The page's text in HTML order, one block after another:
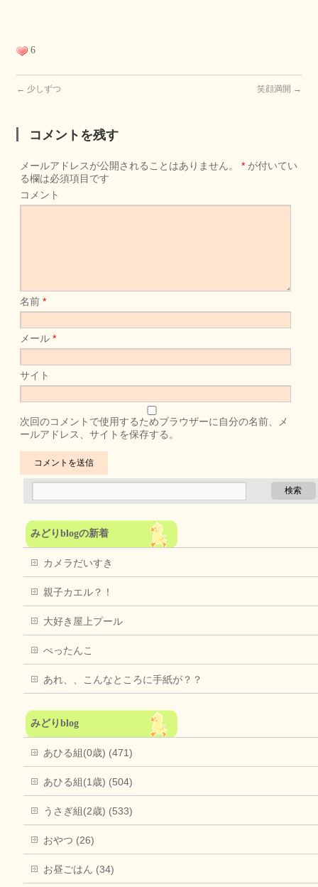
6
← 少しずつ 笑顔満開 →
コメントを残す
メールアドレスが公開されることはありません。 * が付いてい
る欄は必須項目です
コメント
名前*
メール*
サイト
次回のコメントで使用するためブラウザーに自分の名前、メ
ールアドレス、サイトを保存する。
みどりblogの新着
カメラだいすき
親子カエル？！
大好き屋上プール
ぺったんこ
あれ、、こんなところに手紙が？？
みどりblog
あひる組(0歳) (471)
あひる組(1歳) (504)
うさぎ組(2歳) (533)
おやつ (26)
お昼ごはん (34)